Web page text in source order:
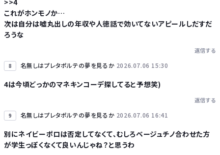
>>4
これがホンモノか…
次は自分は嘘丸出しの年収や人徳話で効いてないアピールしだすだ
ろうな
返信する
8 名無しはプレタポルテの夢を見るか 2026.07.06 15:30
4は今頃どっかのマネキンコーデ探してると予想笑)
返信する
9 名無しはプレタポルテの夢を見るか 2026.07.06 16:41
別にネイビーポロは否定してなくて、むしろベージュチノ合わせた方
が学生っぽくなくて良いんじゃね？と思うわ